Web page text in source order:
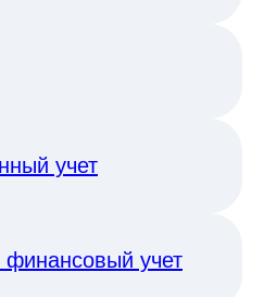
учет
учет